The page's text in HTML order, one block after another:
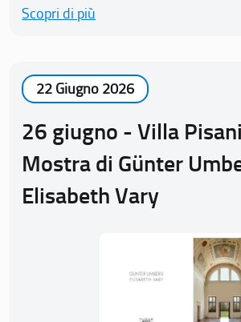
Scopri di più
22 Giugno 2026
26 giugno - Villa
Mostra di Günter
Elisabeth Vary